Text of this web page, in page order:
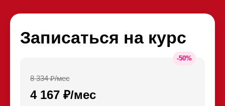
Записаться на курс
-50%
4 167 ₽/мес
8 334 ₽/мес